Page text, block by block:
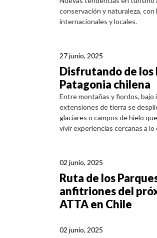
conservación y naturaleza,
internacionales y locales.
27 junio, 2025
Disfrutando de los
Patagonia chilena
Entre montañas y fiordos, bajo
extensiones de tierra se
glaciares o campos de hielo
vivir experiencias cercanas a
02 junio, 2025
Ruta de los
anfitriones del
ATTA en Chile
02 junio, 2025